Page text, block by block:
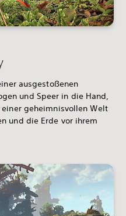
ausgestoßenen
und Speer in die Hand,
geheimnisvollen Welt
und die Erde vor ihrem